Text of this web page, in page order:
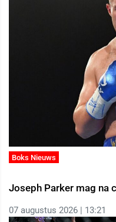
Boks Nieuws
Joseph Parker mag na
07 augustus 2026 | 13:21